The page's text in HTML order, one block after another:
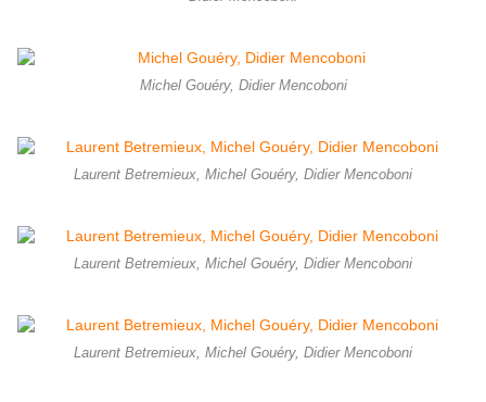
Michel Gouéry, Didier Mencoboni
Laurent Betremieux, Michel Gouéry, Didier Mencoboni
Laurent Betremieux, Michel Gouéry, Didier Mencoboni
Laurent Betremieux, Michel Gouéry, Didier Mencoboni